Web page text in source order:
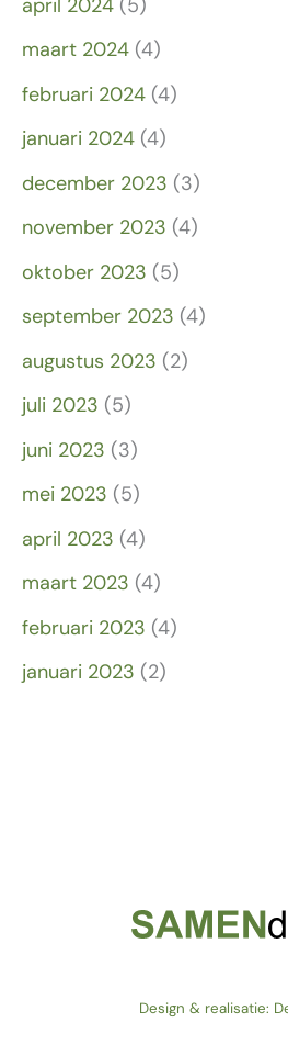
maart 2024 (4)
februari 2024 (4)
januari 2024 (4)
december 2023 (3)
november 2023 (4)
oktober 2023 (5)
september 2023 (4)
augustus 2023 (2)
juli 2023 (5)
juni 2023 (3)
mei 2023 (5)
april 2023 (4)
maart 2023 (4)
februari 2023 (4)
januari 2023 (2)
Design & realisatie: